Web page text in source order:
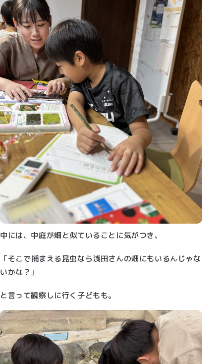
中には、中庭が畑と似ていることに気がつき、
「そこで捕まえる昆虫なら浅田さんの畑にもいるんじゃな
いかな？」
と言って観察しに行く子どもも。